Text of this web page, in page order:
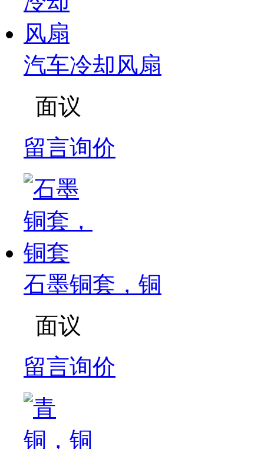
汽车冷却风扇
面议
留言询价
石墨铜套，铜
面议
留言询价